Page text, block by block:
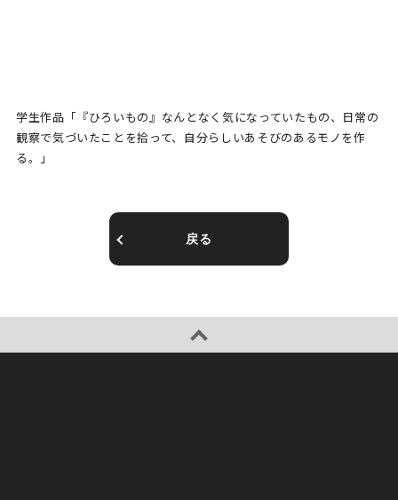
学生作品「『ひろいもの』なんとなく気になっていたもの、日常の
観察で気づいたことを拾って、自分らしいあそびのあるモノを作
る。」
戻る